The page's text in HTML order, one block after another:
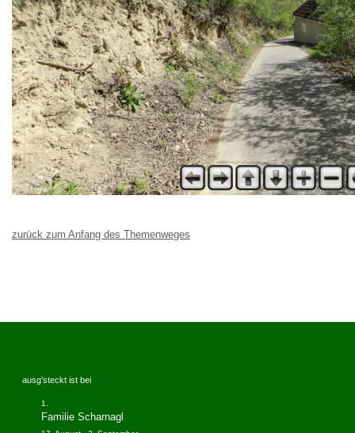
zurück zum Anfang des Themenweges
ausg’steckt ist bei
Familie Scharnagl